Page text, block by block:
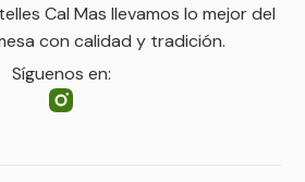
Cal Mas llevamos lo mejor del
con calidad y tradición.
Síguenos en: